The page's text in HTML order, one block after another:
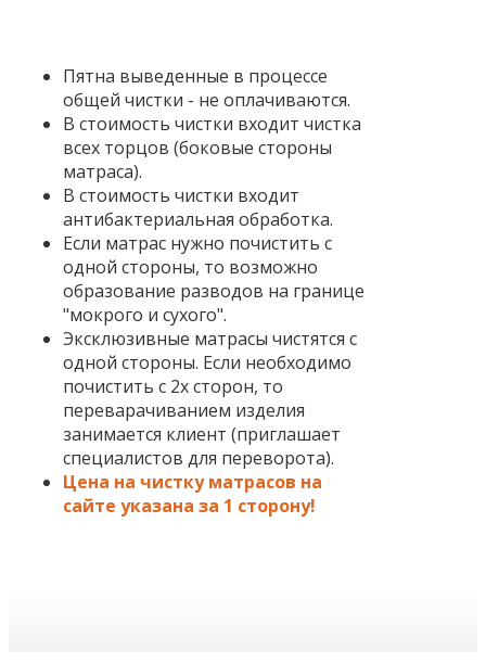
Пятна выведенные в процессе
общей чистки - не оплачиваются.
В стоимость чистки входит чистка
всех торцов (боковые стороны
матраса).
В стоимость чистки входит
антибактериальная обработка.
Если матрас нужно почистить с
одной стороны, то возможно
образование разводов на границе
"мокрого и сухого".
Эксклюзивные матрасы чистятся с
одной стороны. Если необходимо
почистить с 2х сторон, то
переварачиванием изделия
занимается клиент (приглашает
специалистов для переворота).
Цена на чистку матрасов на
сайте указана за 1 сторону!